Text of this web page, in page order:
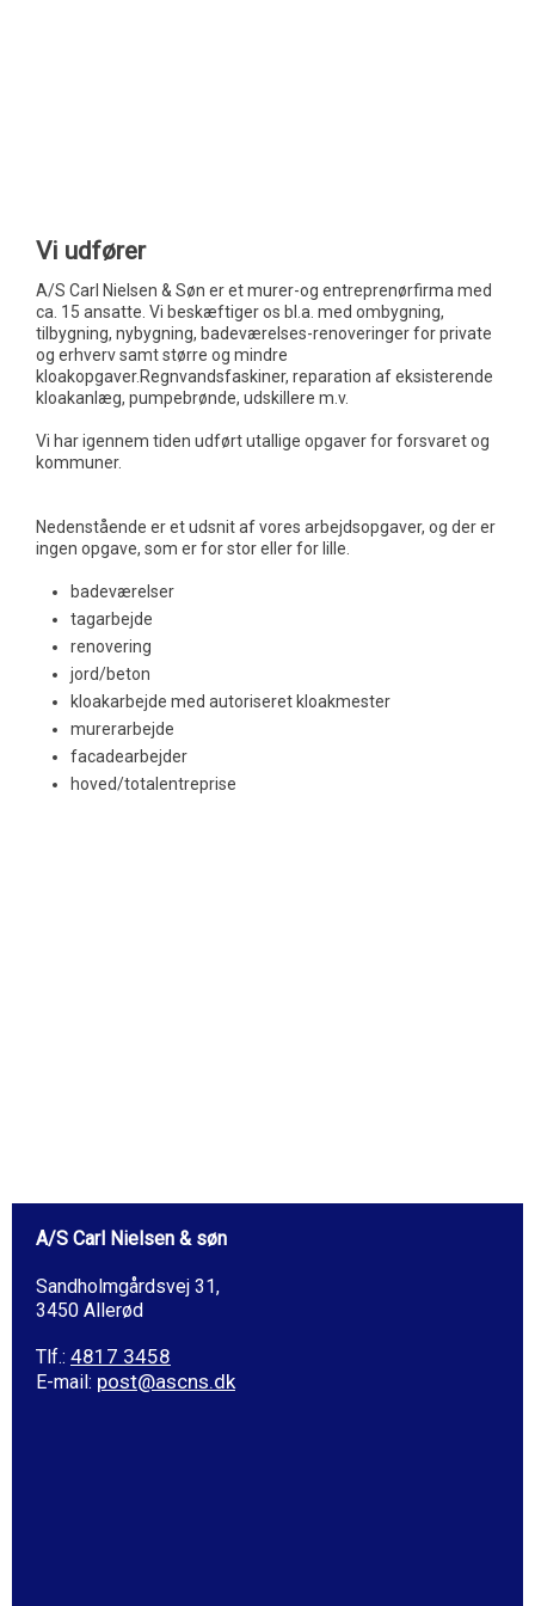
Vi udfører​
​A/S Carl Nielsen & Søn er et murer-og entreprenørfirma med
ca. 15 ansatte. Vi beskæftiger os bl.a. med ombygning,
tilbygning, nybygning, badeværelses-renoveringer for private
og erhverv samt større og mindre
kloakopgaver.Regnvandsfaskiner, reparation af eksisterende
kloakanlæg, pumpebrønde, udskillere m.v.
​Vi har igennem tiden udført utallige opgaver for forsvaret og
kommuner.
Nedenstående er et udsnit af vores arbejdsopgaver, og der er
ingen opgave, som er for stor eller for lille.
badeværelser
tagarbejde
renovering
jord/beton
kloakarbejde med autoriseret kloakmester
murerarbejde
facadearbejder
hoved/totalentreprise
A/S Carl Nielsen & søn
Sandholmgårdsvej 31,
3450 Allerød
Tlf.: ​ 4817 3458
E-mail: post@ascns.dk